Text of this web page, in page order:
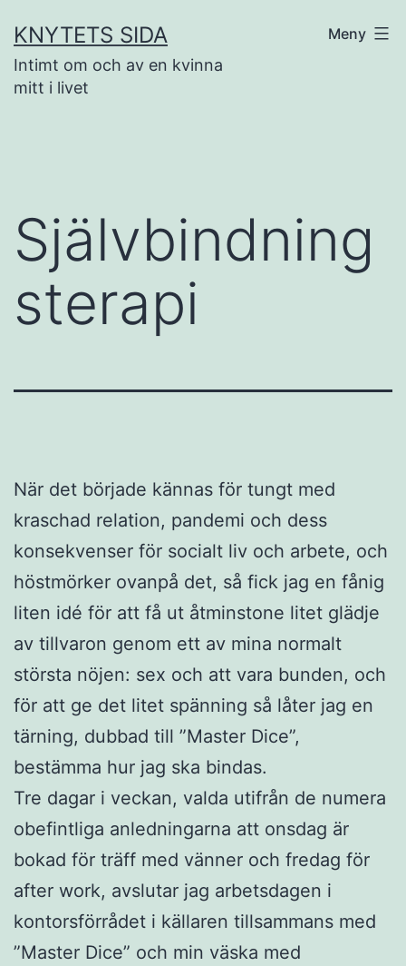
till
innehåll
KNYTETS SIDA
Intimt om och av en kvinna
mitt i livet
Meny
Självbindning
sterapi
När det började kännas för tungt med
kraschad relation, pandemi och dess
konsekvenser för socialt liv och arbete, och
höstmörker ovanpå det, så fick jag en fånig
liten idé för att få ut åtminstone litet glädje
av tillvaron genom ett av mina normalt
största nöjen: sex och att vara bunden, och
för att ge det litet spänning så låter jag en
tärning, dubbad till ”Master Dice”,
bestämma hur jag ska bindas.
Tre dagar i veckan, valda utifrån de numera
obefintliga anledningarna att onsdag är
bokad för träff med vänner och fredag för
after work, avslutar jag arbetsdagen i
kontorsförrådet i källaren tillsammans med
”Master Dice” och min väska med